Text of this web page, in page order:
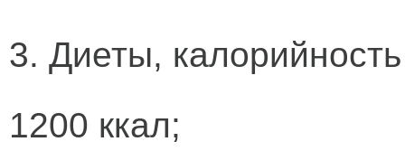
3. Диеты,
1200 ккал;